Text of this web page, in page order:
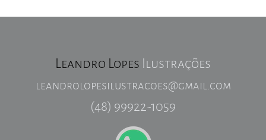
Leandro Lopes Ilustrações
leandrolopesilustracoes@gmail.com
(48) 99922-1059